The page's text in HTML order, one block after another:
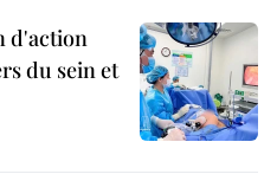
d'action
du sein et